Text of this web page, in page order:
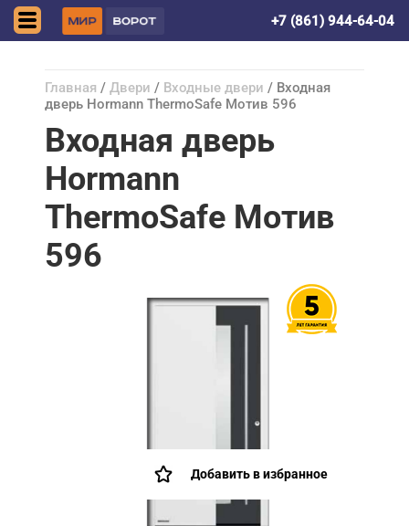
+7 (861) 944-64-04
Главная / Двери / Входные двери / Входная
дверь Hormann ThermoSafe Мотив 596
Входная дверь
Hormann
ThermoSafe Мотив
596
Добавить в избранное